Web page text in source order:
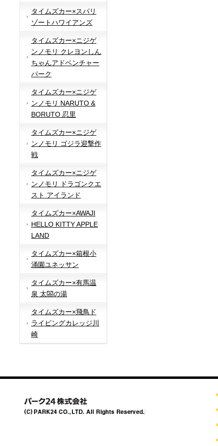
タイムズカー×スパリ
ゾートハワイアンズ
タイムズカー×ニジゲ
ンノモリ クレヨンしん
ちゃんアドベンチャー
パーク
タイムズカー×ニジゲ
ンノモリ NARUTO &
BORUTO 忍里
タイムズカー×ニジゲ
ンノモリ ゴジラ迎撃作
戦
タイムズカー×ニジゲ
ンノモリ ドラゴンクエ
スト アイランド
タイムズカー×AWAJI
HELLO KITTY APPLE
LAND
タイムズカー×箱根小
涌園ユネッサン
タイムズカー×有馬温
泉 太閤の湯
タイムズカー×飛鳥ド
ライビングカレッジ川
崎